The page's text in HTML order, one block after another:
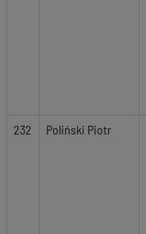
232 Poliński Piotr